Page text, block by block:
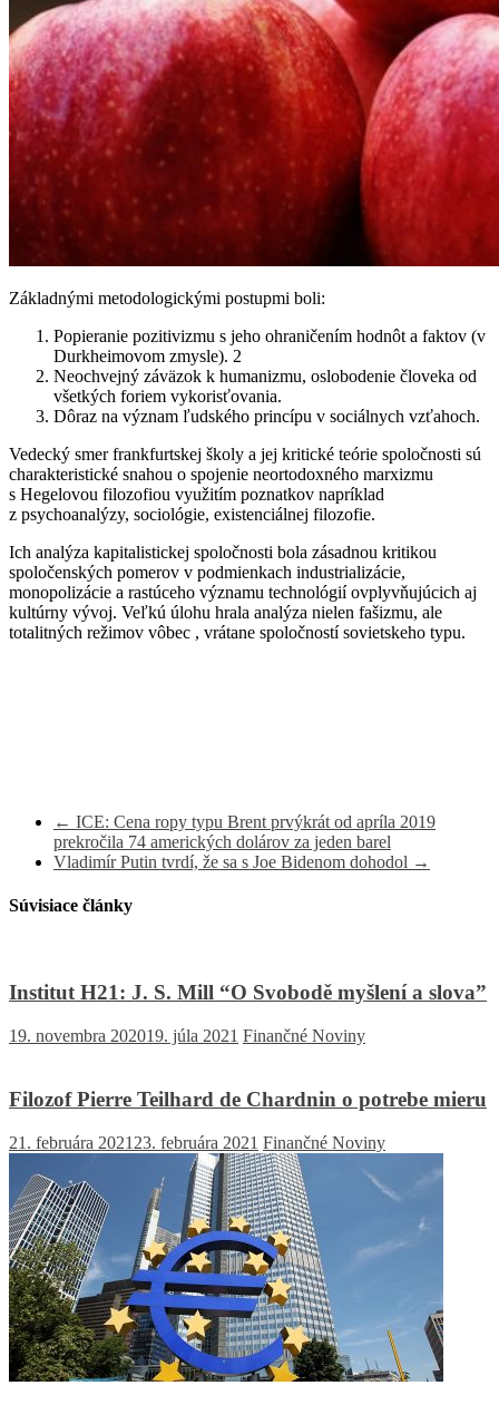
Základnými metodologickými postupmi boli:
Popieranie pozitivizmu s jeho ohraničením hodnôt a faktov (v
Durkheimovom zmysle). 2
Neochvejný záväzok k humanizmu, oslobodenie človeka od
všetkých foriem vykorisťovania.
Dôraz na význam ľudského princípu v sociálnych vzťahoch.
Vedecký smer frankfurtskej školy a jej kritické teórie spoločnosti sú
charakteristické snahou o spojenie neortodoxného marxizmu
s Hegelovou filozofiou využitím poznatkov napríklad
z psychoanalýzy, sociológie, existenciálnej filozofie.
Ich analýza kapitalistickej spoločnosti bola zásadnou kritikou
spoločenských pomerov v podmienkach industrializácie,
monopolizácie a rastúceho významu technológií ovplyvňujúcich aj
kultúrny vývoj. Veľkú úlohu hrala analýza nielen fašizmu, ale
totalitných režimov vôbec , vrátane spoločností sovietskeho typu.
← ICE: Cena ropy typu Brent prvýkrát od apríla 2019
prekročila 74 amerických dolárov za jeden barel
Vladimír Putin tvrdí, že sa s Joe Bidenom dohodol →
Súvisiace články
Institut H21: J. S. Mill “O Svobodě myšlení a slova”
19. novembra 202019. júla 2021 Finančné Noviny
Filozof Pierre Teilhard de Chardnin o potrebe mieru
21. februára 2021 23. februára 2021 Finančné Noviny